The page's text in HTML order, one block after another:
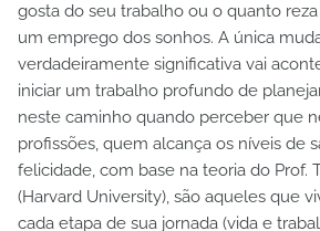
gosta do seu trabalho ou o quanto
um emprego dos sonhos. A única
verdadeiramente significativa vai
iniciar um trabalho profundo de
neste caminho quando perceber que
profissões, quem alcança os níveis de
felicidade, com base na teoria do Prof.
(Harvard University), são aqueles que
cada etapa de sua jornada (vida e